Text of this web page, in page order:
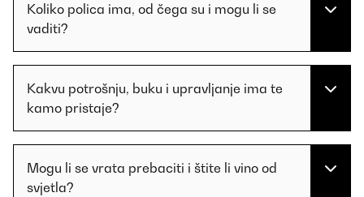
Koliko polica ima, od čega su i mogu li se
vaditi?
Kakvu potrošnju, buku i upravljanje ima te
kamo pristaje?
Mogu li se vrata prebaciti i štite li vino od
svjetla?